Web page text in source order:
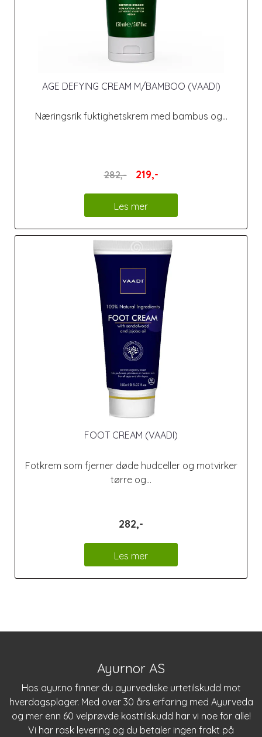
AGE DEFYING CREAM M/BAMBOO (VAADI)
Næringsrik fuktighetskrem med bambus og...
282,- 219,-
Les mer
FOOT CREAM (VAADI)
Fotkrem som fjerner døde hudceller og motvirker
tørre og...
282,-
Les mer
Ayurnor AS
Hos ayur.no finner du ayurvediske urtetilskudd mot
hverdagsplager. Med over 30 års erfaring med Ayurveda
og mer enn 60 velprøvde kosttilskudd har vi noe for alle!
Vi har rask levering og du betaler ingen frakt på